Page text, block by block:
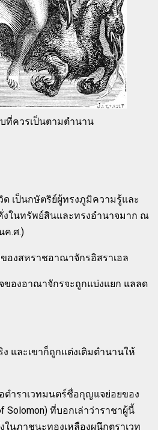
ที่ควรเป็นตามตำนาน
เป็นกษัตริย์ผู้ทรงภูมิความรู้และ
ในทรัพย์สินและทรงอำนาจมาก ณ
ค.ศ.)
องสหราชอาณาจักรอิสราเอล
องอาณาจักรจะถูกแบ่งแยก แลลด
และเขาก็ถูกแต่งเติมตำนานให้
ตำราเวทมนตร์ชื่อกุญแจย่อยของ
Solomon) ที่บอกเล่าว่าราชาผู้นี้
นภาชนะทองเหลืองผนึกตราเวท